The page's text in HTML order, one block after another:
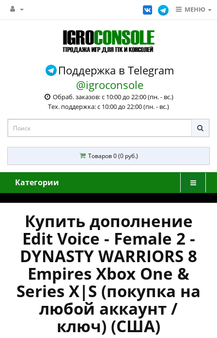
МЕНЮ
Поддержка в Telegram
@igroconsole
Обраб. заказов: с 10:00 до 22:00 (пн. - вс.)
Тех. поддержка: с 10:00 до 22:00 (пн. - вс.)
Товаров 0 (0 руб.)
Категории
Купить дополнение
Edit Voice - Female 2 -
DYNASTY WARRIORS 8
Empires Xbox One &
Series X|S (покупка на
любой аккаунт /
ключ) (США)